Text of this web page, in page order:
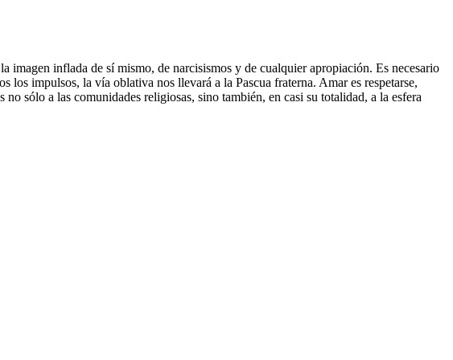
imagen inflada de sí mismo, de narcisismos y de cualquier apropiación. Es necesario
los impulsos, la vía oblativa nos llevará a la Pascua fraterna. Amar es respetarse,
sólo a las comunidades religiosas, sino también, en casi su totalidad, a la esfera